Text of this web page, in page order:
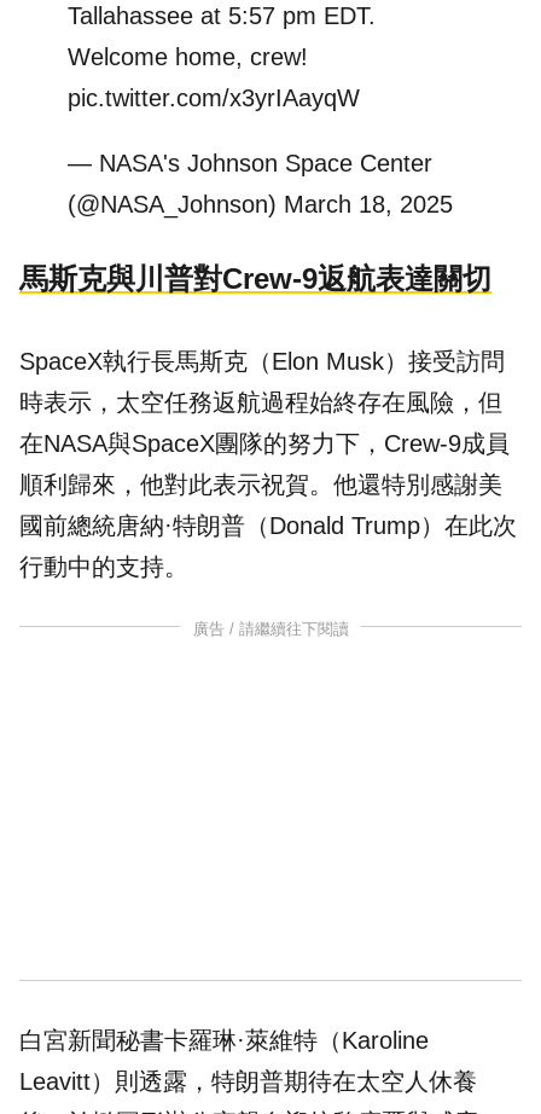
Tallahassee at 5:57 pm EDT.
Welcome home, crew!
pic.twitter.com/x3yrIAayqW
— NASA's Johnson Space Center
(@NASA_Johnson) March 18, 2025
馬斯克與川普對Crew-9返航表達關切
SpaceX執行長馬斯克（Elon Musk）接受訪問
時表示，太空任務返航過程始終存在風險，但
在NASA與SpaceX團隊的努力下，Crew-9成員
順利歸來，他對此表示祝賀。他還特別感謝美
國前總統唐納·特朗普（Donald Trump）在此次
行動中的支持。
廣告 / 請繼續往下閱讀
白宮新聞秘書卡羅琳·萊維特（Karoline
Leavitt）則透露，特朗普期待在太空人休養